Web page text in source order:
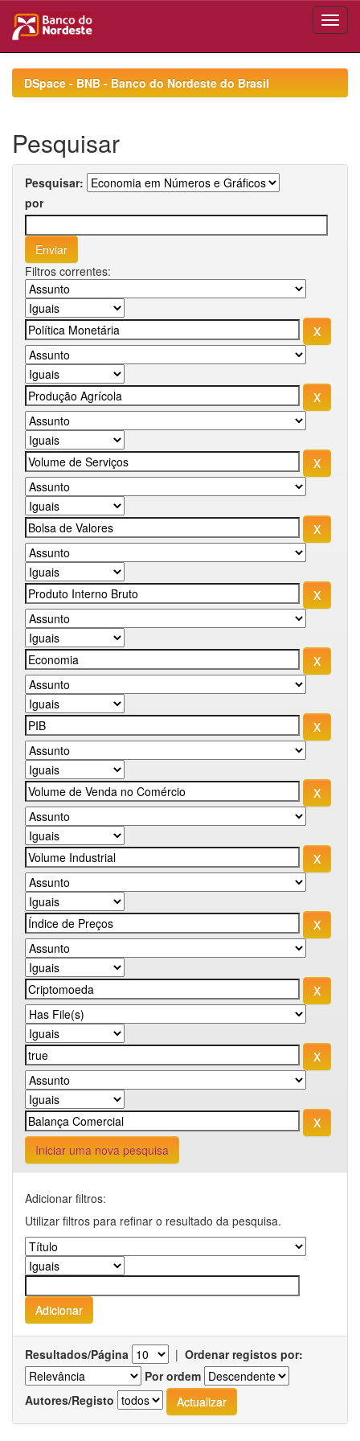
navigationDSpace - BNB - Banco do Nordeste do Brasil
Pesquisar
Pesquisar:
por
Filtros correntes:
Iniciar uma nova pesquisa
Adicionar filtros:
Utilizar filtros para refinar o resultado da pesquisa.
Resultados/Página | Ordenar registos por:
Por ordem
Autores/Registo